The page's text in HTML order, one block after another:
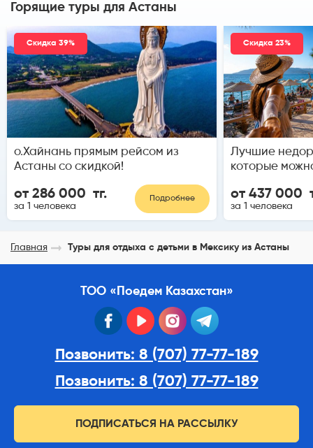
Горящие туры для Астаны
Скидка 39%
о.Хайнань прямым рейсом из
Астаны со скидкой!
от 286 000 тг.
за 1 человека
Подробнее
Скидка 23%
Лучшие
которые
от 437 000
за 1 человека
Главная Туры для отдыха с детьми в Мексику из Астаны
ТОО «Поедем Казахстан»
facebook youtube instagram
Позвонить: 8 (707) 77-77-189
Позвонить: 8 (707) 77-77-189
ПОДПИСАТЬСЯ НА РАССЫЛКУ